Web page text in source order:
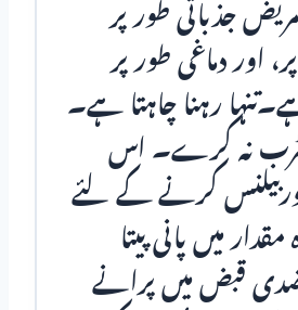
جذباتی طور پر
اور دماغی طور پر
رہنا چاہتا ہے۔
نہ کرے۔ اس
کرنے کے لئے
میں پانی پیتا
قبض میں پرانے